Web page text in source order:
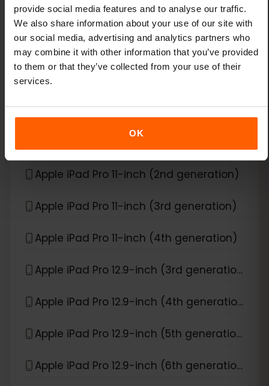
provide social media features and to analyse our traffic.
We also share information about your use of our site with
our social media, advertising and analytics partners who
may combine it with other information that you’ve provided
to them or that they’ve collected from your use of their
services.
OK
Apple iPad Air (5th generation)
Apple iPad Air (6th generation)
Apple iPad Mini (5th generation)
Apple iPad Mini (6th generation)
Apple iPad Pro 11-inch (2nd generation)
Apple iPad Pro 11-inch (3rd generation)
Apple iPad Pro 11-inch (4th generation)
Apple iPad Pro 12.9-inch (3rd generation)
Apple iPad Pro 12.9-inch (4th generation)
Apple iPad Pro 12.9-inch (5th generation)
Apple iPad Pro 12.9-inch (6th generation)